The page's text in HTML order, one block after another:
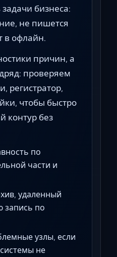
бизнеса:
не пишется
в офлайн.
причин, а
проверяем
регистратор,
чтобы быстро
контур без
по
части и
удаленный
запись по
узлы, если
не